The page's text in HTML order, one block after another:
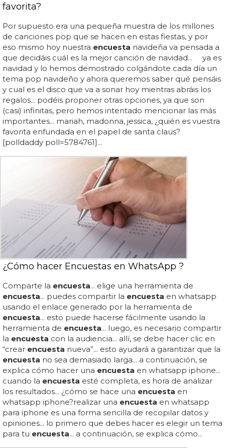
favorita?
Por supuesto era una pequeña muestra de los millones
de canciones pop que se hacen en estas fiestas, y por
eso mismo hoy nuestra encuesta navideña va pensada a
que decidáis cuál es la mejor canción de navidad... ya es
navidad y lo hemos demostrado colgándote cada día un
tema pop navideño y ahora queremos saber qué pensáis
y cual es el disco que va a sonar hoy mientras abráis los
regalos... podéis proponer otras opciones, ya que son
(casi) infinitas, pero hemos intentado mencionar las más
importantes... mariah, madonna, jessica, ¿quién es vuestra
favorita enfundada en el papel de santa claus?
[polldaddy poll=5784761]...
¿Cómo hacer Encuestas en WhatsApp ?
Comparte la encuesta... elige una herramienta de
encuesta... puedes compartir la encuesta en whatsapp
usando el enlace generado por la herramienta de
encuesta... esto puede hacerse fácilmente usando la
herramienta de encuesta... luego, es necesario compartir
la encuesta con la audiencia... allí, se debe hacer clic en
“crear encuesta nueva”... esto ayudará a garantizar que la
encuesta no sea demasiado larga... a continuación, se
explica cómo hacer una encuesta en whatsapp iphone...
cuando la encuesta esté completa, es hora de analizar
los resultados... ¿cómo se hace una encuesta en
whatsapp iphone?realizar una encuesta en whatsapp
para iphone es una forma sencilla de recopilar datos y
opiniones... lo primero que debes hacer es elegir un tema
para tu encuesta... a continuación, se explica cómo...